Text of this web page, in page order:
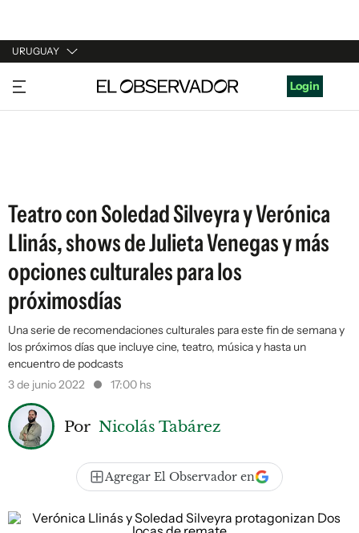
URUGUAY
URUGUAY
ARGENTINA
Login
Teatro con Soledad Silveyra y Verónica
Llinás, shows de Julieta Venegas y más
opciones culturales para los
próximosdías
Una serie de recomendaciones culturales para este fin de semana y
los próximos días que incluye cine, teatro, música y hasta un
encuentro de podcasts
3 de junio 2022
17:00 hs
Por Nicolás Tabárez
Agregar El Observador en